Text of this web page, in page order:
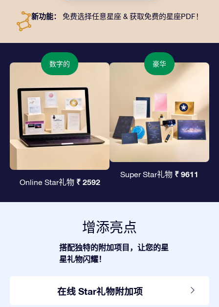
新功能： 免费选择任意星座 & 获取免费的星座PDF！
数字的
Online Star礼物 ₹ 2592
豪华
Super Star礼物 ₹ 9611
增添亮点
搭配独特的附加项目，让您的星
星礼物闪耀！
在线 Star礼物附加项